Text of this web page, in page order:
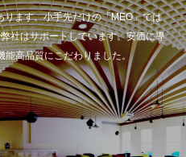
ます。小手先だけの「MEO」では
社はサポートしています。安価に導
能高品質にこだわりました。